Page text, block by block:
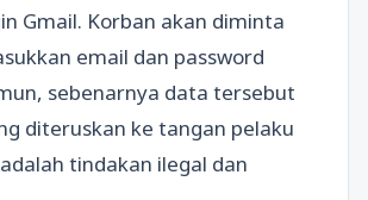
Gmail. Korban akan diminta
email dan password
sebenarnya data tersebut
diteruskan ke tangan pelaku
tindakan ilegal dan